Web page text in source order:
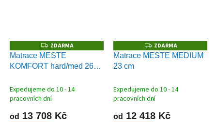
Z
D
A
R
ZDARMA
Matrace MESTE
KOMFORT hard/med 26
Expedujeme do 10 - 14
pracovních dní
od 13 708 Kč
Z
D
A
ZDARMA
Matrace MESTE MEDIUM
23 cm
Expedujeme do 10 - 14
pracovních dní
od 12 418 Kč